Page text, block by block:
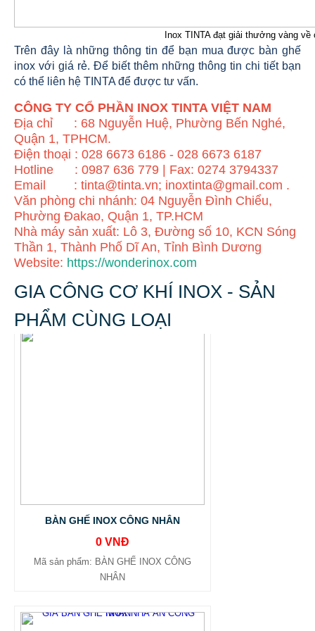
Inox TINTA đạt giải thưởng vàng
Trên đây là những thông tin để bạn mua được bàn ghế
inox với giá rẻ. Để biết thêm những thông tin chi tiết bạn
có thể liên hệ TINTA để được tư vấn.
CÔNG TY CỔ PHẦN INOX TINTA VIỆT NAM
Địa chỉ : 68 Nguyễn Huệ, Phường Bến Nghé,
Quận 1, TPHCM.
Điện thoại : 028 6673 6186 - 028 6673 6187
Hotline : 0987 636 779 | Fax: 0274 3794337
Email : tinta@tinta.vn; inoxtinta@gmail.com .
Văn phòng chi nhánh: 04 Nguyễn Đình Chiểu,
Phường Đakao, Quận 1, TP.HCM
Nhà máy sản xuất: Lô 3, Đường số 10, KCN Sóng
Thần 1, Thành Phố Dĩ An, Tỉnh Bình Dương
Website: https://wonderinox.com
GIA CÔNG CƠ KHÍ INOX - SẢN
PHẨM CÙNG LOẠI
BÀN GHẾ INOX CÔNG NHÂN
0 VNĐ
Mã sản phẩm: BÀN GHẾ INOX CÔNG
NHÂN